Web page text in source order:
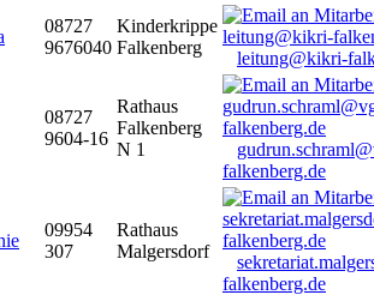
08727
9676040
Kinderkrippe
Falkenberg
leitung@kikri-
08727
9604-16
Rathaus
Falkenberg
N 1
falkenberg.de
09954
307
Rathaus
Malgersdorf
falkenberg.de